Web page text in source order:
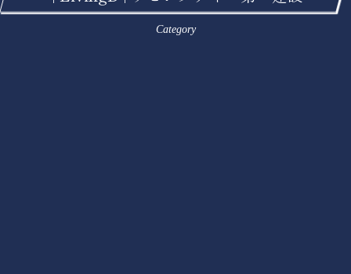
Category